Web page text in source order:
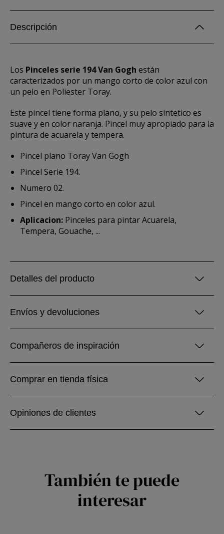
Descripción
Los Pinceles serie 194 Van Gogh están
caracterizados por un mango corto de color azul con
un pelo en Poliester Toray.
Este pincel tiene forma plano, y su pelo sintetico es
suave y en color naranja. Pincel muy apropiado para la
pintura de acuarela y tempera.
Pincel plano Toray Van Gogh
Pincel Serie 194.
Numero 02.
Pincel en mango corto en color azul.
Aplicacion: Pinceles para pintar Acuarela,
Tempera, Gouache, ...
Detalles del producto
Envíos y devoluciones
Compañeros de inspiración
Comprar en tienda física
Opiniones de clientes
También te puede
interesar